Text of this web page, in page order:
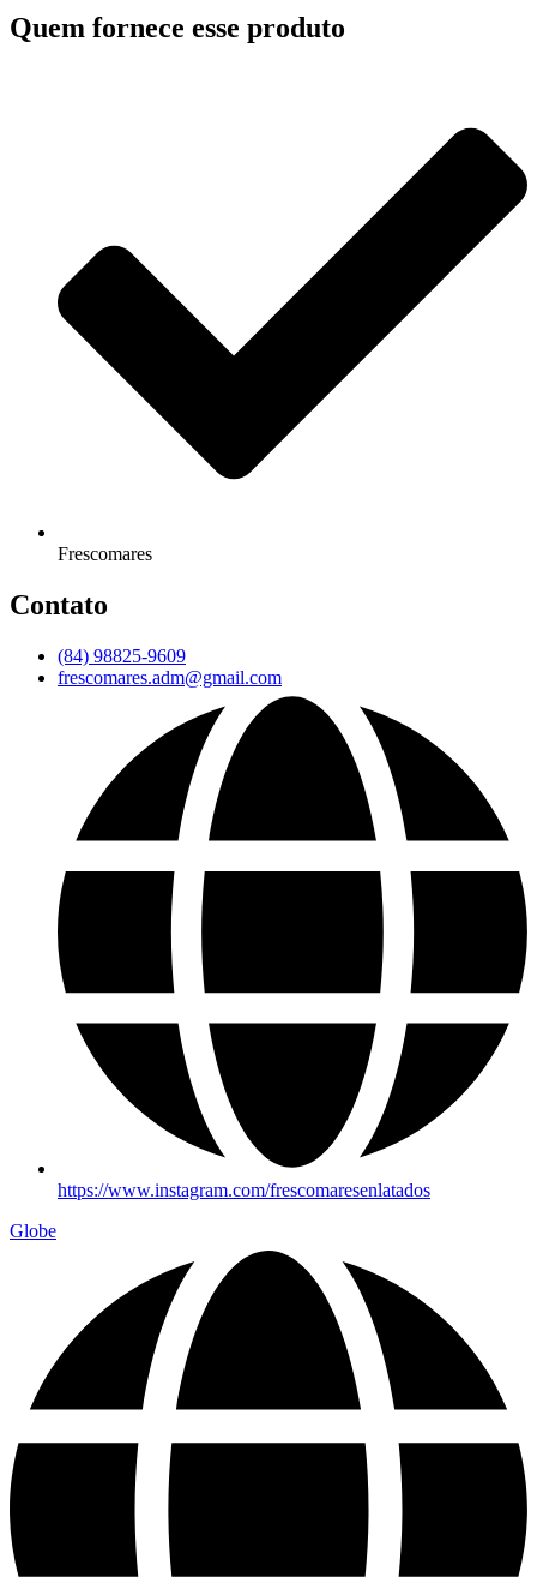
Quem fornece esse produto
Frescomares
Contato
(84) 98825-9609
frescomares.adm@gmail.com
https://www.instagram.com/frescomaresenlatados
Globe